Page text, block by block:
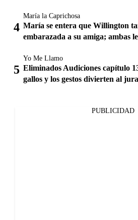
María la Caprichosa
María se entera que Willington
embarazada a su amiga; ambas
Yo Me Llamo
Eliminados Audiciones capítulo
gallos y los gestos divierten al
PUBLICIDAD